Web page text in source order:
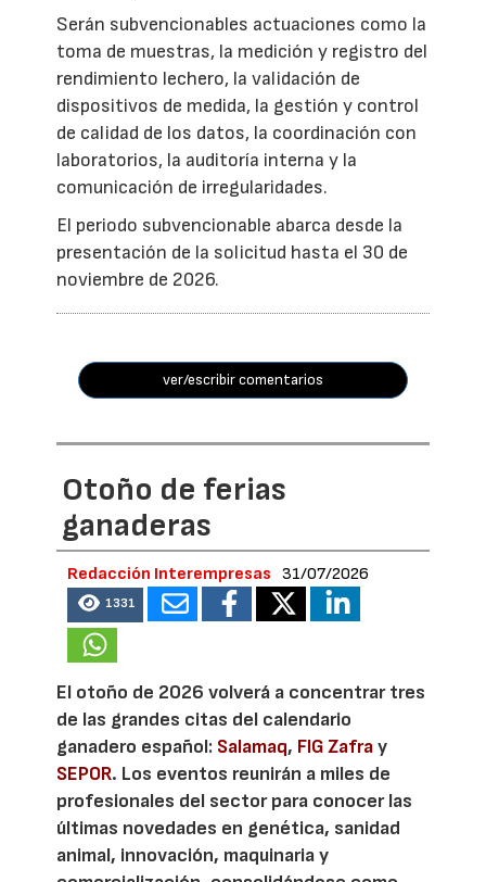
Serán subvencionables actuaciones como la
toma de muestras, la medición y registro del
rendimiento lechero, la validación de
dispositivos de medida, la gestión y control
de calidad de los datos, la coordinación con
laboratorios, la auditoría interna y la
comunicación de irregularidades.
El periodo subvencionable abarca desde la
presentación de la solicitud hasta el 30 de
noviembre de 2026.
ver/escribir comentarios
Otoño de ferias
ganaderas
Redacción Interempresas 31/07/2026
1331
El otoño de 2026 volverá a concentrar tres
de las grandes citas del calendario
ganadero español: Salamaq, FIG Zafray
SEPOR. Los eventos reunirán a miles de
profesionales del sector para conocer las
últimas novedades en genética, sanidad
animal, innovación, maquinaria y